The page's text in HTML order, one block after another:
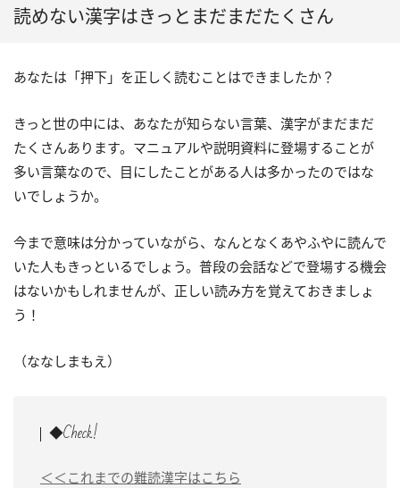
読めない漢字はきっとまだまだたくさん
あなたは「押下」を正しく読むことはできましたか？
きっと世の中には、あなたが知らない言葉、漢字がまだまだ
たくさんあります。マニュアルや説明資料に登場することが
多い言葉なので、目にしたことがある人は多かったのではな
いでしょうか。
今まで意味は分かっていながら、なんとなくあやふやに読んで
いた人もきっといるでしょう。普段の会話などで登場する機会
はないかもしれませんが、正しい読み方を覚えておきましょ
う！
（ななしまもえ）
◆Check!
＜＜これまでの難読漢字はこちら